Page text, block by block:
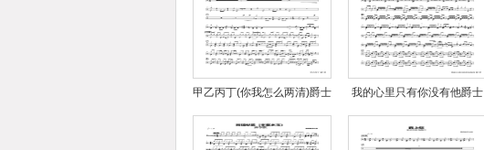
甲乙丙丁(你我怎么两清)爵士
鼓谱
我的心里只有你没有他爵士
鼓谱